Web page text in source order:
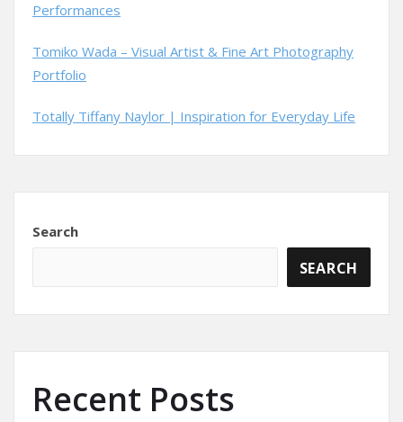
Performances
Tomiko Wada – Visual Artist & Fine Art Photography
Portfolio
Totally Tiffany Naylor | Inspiration for Everyday Life
Search
SEARCH
Recent Posts